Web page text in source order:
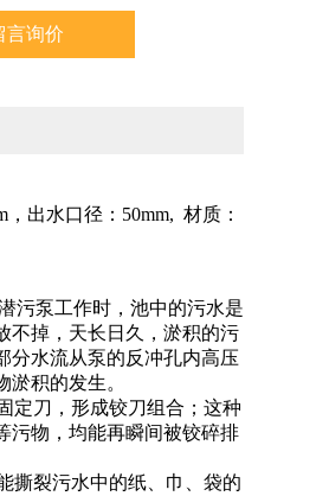
言询价
出水口径：50mm, 材质：
污泵工作时，池中的污水是
不掉，天长日久，淤积的污
分水流从泵的反冲孔内高压
积的发生。
定刀，形成铰刀组合；这种
污物，均能再瞬间被铰碎排
撕裂污水中的纸、巾、袋的